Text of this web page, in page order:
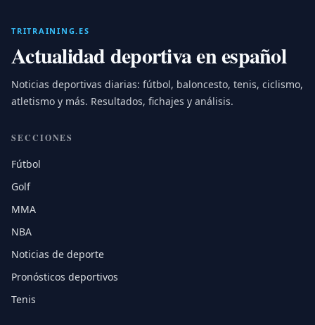
TRITRAINING.ES
Actualidad deportiva en español
Noticias deportivas diarias: fútbol, baloncesto, tenis, ciclismo,
atletismo y más. Resultados, fichajes y análisis.
SECCIONES
Fútbol
Golf
MMA
NBA
Noticias de deporte
Pronósticos deportivos
Tenis